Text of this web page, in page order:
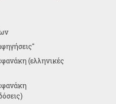
(ελληνικές